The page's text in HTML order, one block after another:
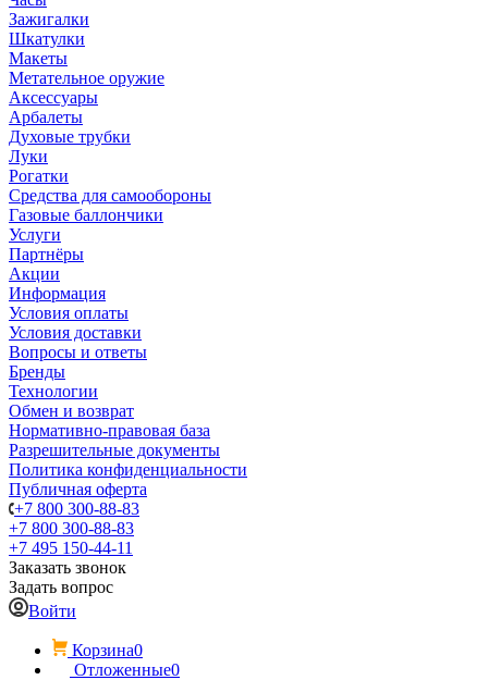
Зажигалки
Шкатулки
Макеты
Метательное оружие
Аксессуары
Арбалеты
Духовые трубки
Луки
Рогатки
Средства для самообороны
Газовые баллончики
Услуги
Партнёры
Акции
Информация
Условия оплаты
Условия доставки
Вопросы и ответы
Бренды
Технологии
Обмен и возврат
Нормативно-правовая база
Разрешительные документы
Политика конфиденциальности
Публичная оферта
+7 800 300-88-83
+7 800 300-88-83
+7 495 150-44-11
Заказать звонок
Задать вопрос
Войти
Корзина0
Отложенные0